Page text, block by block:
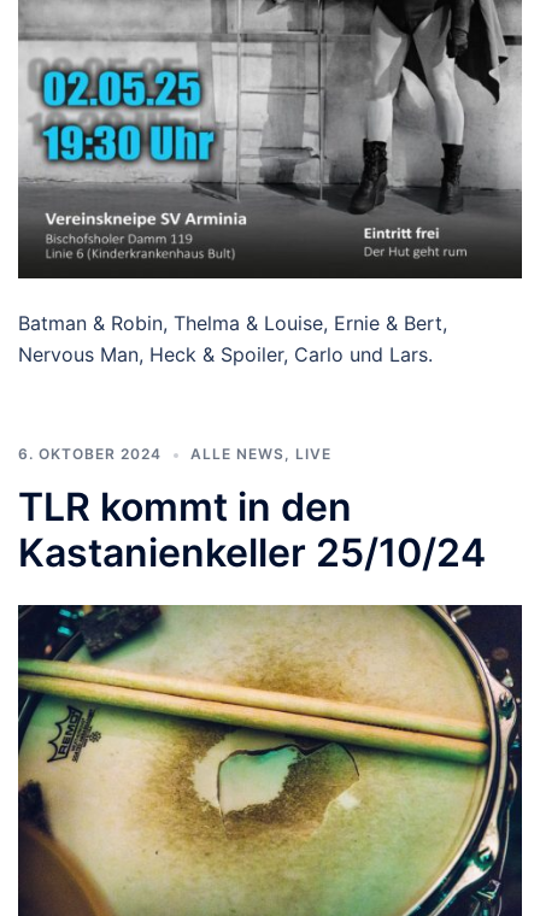
Batman & Robin, Thelma & Louise, Ernie & Bert,
Nervous Man, Heck & Spoiler, Carlo und Lars.
6. OKTOBER 2024 ALLE NEWS LIVE
TLR kommt in den
Kastanienkeller 25/10/24